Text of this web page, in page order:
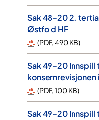
Sak 48-20 2.
Østfold HF
(PDF,490 KB)
Sak 49-20 Innspill
(PDF,100 KB)
Sak 49-20 Innspill